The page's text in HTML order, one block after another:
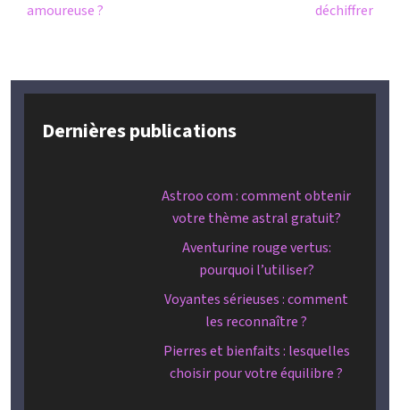
amoureuse ?
déchiffrer
Dernières publications
Astroo com : comment obtenir
votre thème astral gratuit?
Aventurine rouge vertus:
pourquoi l’utiliser?
Voyantes sérieuses : comment
les reconnaître ?
Pierres et bienfaits : lesquelles
choisir pour votre équilibre ?